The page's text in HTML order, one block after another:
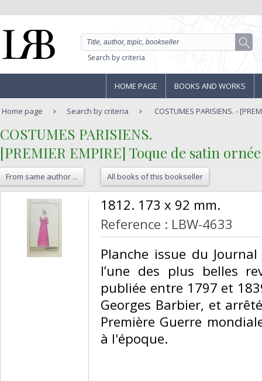
Search by criteria
HOME PAGE BOOKS AND WORKS
Home page Search by criteria COSTUMES PARISIENS. -
‎COSTUMES PARISIENS.‎
‎[PREMIER EMPIRE] Toque de satin
From same author ... All books of this bookseller
‎1812. 173 x 92 mm.‎
Reference : LBW-4633
‎Planche issue du
l’une des plus belles
publiée entre 1797 et
Georges Barbier, et
Première Guerre
à l'époque.‎